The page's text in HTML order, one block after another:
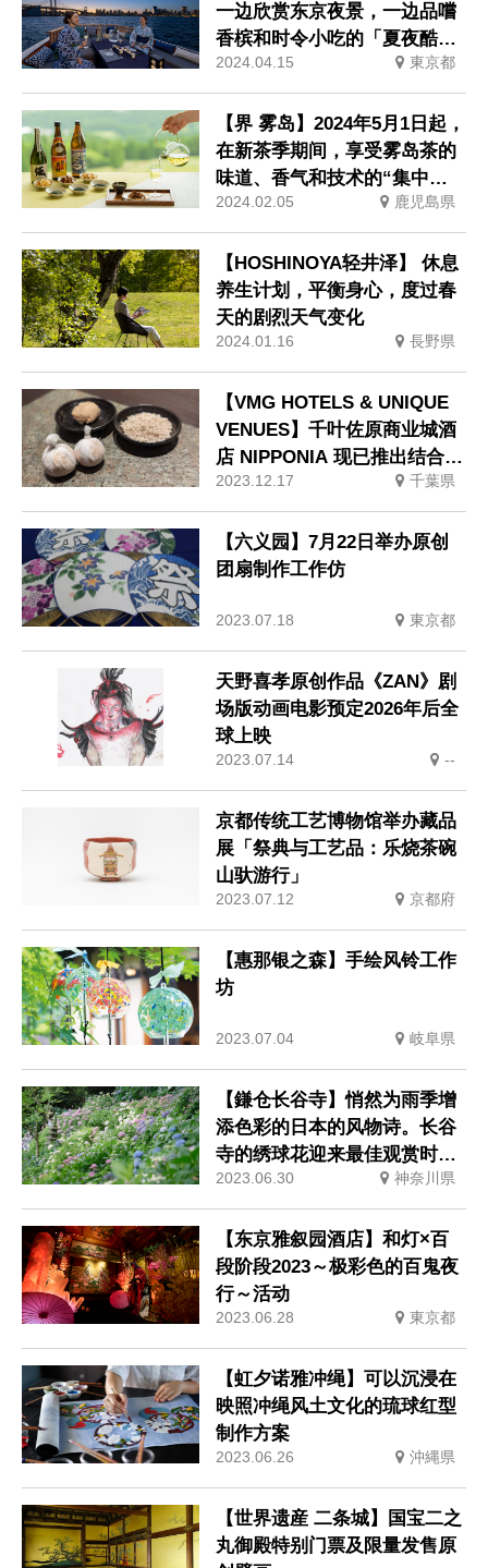
一边欣赏东京夜景，一边品嚐
香槟和时令小吃的「夏夜酷船
Asobi」。
2024.04.15 東京都
【界 雾岛】2024年5月1日起，
在新茶季期间，享受雾岛茶的
味道、香气和技术的“集中享
受雾岛茶住宿计划”
2024.02.05 鹿児島県
【HOSHINOYA轻井泽】 休息
养生计划，平衡身心，度过春
天的剧烈天气变化
2024.01.16 長野県
【VMG HOTELS & UNIQUE
VENUES】千叶佐原商业城酒
店 NIPPONIA 现已推出结合酿
造和发酵文化的体验活动。
2023.12.17 千葉県
【六义园】7月22日举办原创
团扇制作工作仿
2023.07.18 東京都
天野喜孝原创作品《ZAN》剧
场版动画电影预定2026年后全
球上映
2023.07.14 --
京都传统工艺博物馆举办藏品
展「祭典与工艺品：乐烧茶碗
山驮游行」
2023.07.12 京都府
【惠那银之森】手绘风铃工作
坊
2023.07.04 岐阜県
【鎌仓长谷寺】悄然为雨季增
添色彩的日本的风物诗。长谷
寺的绣球花迎来最佳观赏时
期。
2023.06.30 神奈川県
【东京雅叙园酒店】和灯×百
段阶段2023～极彩色的百鬼夜
行～活动
2023.06.28 東京都
【虹夕诺雅冲绳】可以沉浸在
映照冲绳风土文化的琉球红型
制作方案
2023.06.26 沖縄県
【世界遗産 二条城】国宝二之
丸御殿特别门票及限量发售原